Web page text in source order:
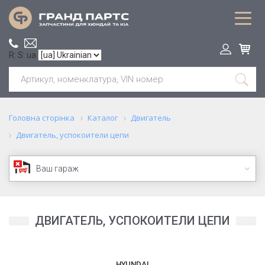
R: S: ua
Головна сторінка Каталог
Двигатель
Двигатель, успокоители цепи
Ваш гараж
ДВИГАТЕЛЬ, УСПОКОИТЕЛИ ЦЕПИ